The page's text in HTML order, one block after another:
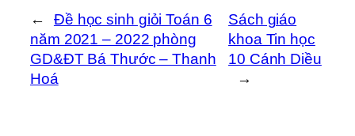
←
Đề học sinh giỏi Toán 6
năm 2021 – 2022 phòng
GD&ĐT Bá Thước – Thanh
Hoá
Sách giáo
khoa Tin học
10 Cánh Diều
→